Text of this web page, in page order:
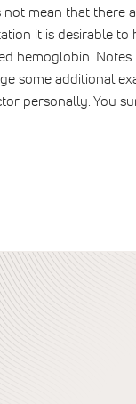
mean that there
it is desirable to
hemoglobin.
some additional
personally. You